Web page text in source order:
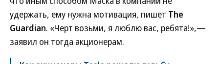
удержать, ему нужна мотивация, пишет The
Guardian. «Черт возьми, я люблю вас, ребята!»,—
заявил он тогда акционерам.